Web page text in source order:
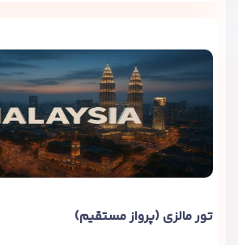
تور مالزی (پرواز مستقیم)